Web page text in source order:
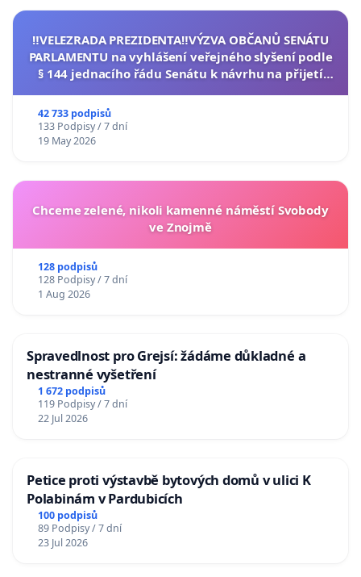
‼️VELEZRADA PREZIDENTA‼️VÝZVA OBČANŮ SENÁTU
PARLAMENTU na vyhlášení veřejného slyšení podle
§ 144 jednacího řádu Senátu k návrhu na přijetí
42 733 podpisů
133 Podpisy / 7 dní
19 May 2026
Chceme zelené, nikoli kamenné náměstí Svobody
ve Znojmě
128 podpisů
128 Podpisy / 7 dní
1 Aug 2026
Spravedlnost pro Grejsí: žádáme důkladné a
nestranné vyšetření
1 672 podpisů
119 Podpisy / 7 dní
22 Jul 2026
Petice proti výstavbě bytových domů v ulici K
Polabinám v Pardubicích
100 podpisů
89 Podpisy / 7 dní
23 Jul 2026